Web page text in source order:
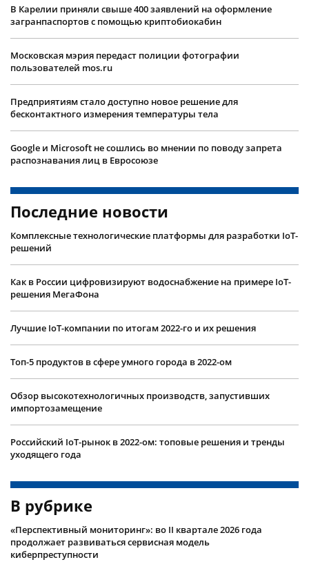
В Карелии приняли свыше 400 заявлений на оформление
загранпаспортов с помощью криптобиокабин
Московская мэрия передаст полиции фотографии
пользователей mos.ru
Предприятиям стало доступно новое решение для
бесконтактного измерения температуры тела
Google и Microsoft не сошлись во мнении по поводу запрета
распознавания лиц в Евросоюзе
Последние новости
Комплексные технологические платформы для разработки IoT-
решений
Как в России цифровизируют водоснабжение на примере IoT-
решения МегаФона
Лучшие IoT-компании по итогам 2022-го и их решения
Топ-5 продуктов в сфере умного города в 2022-ом
Обзор высокотехнологичных производств, запустивших
импортозамещение
Российский IoT-рынок в 2022-ом: топовые решения и тренды
уходящего года
В рубрике
«Перспективный мониторинг»: во II квартале 2026 года
продолжает развиваться сервисная модель
киберпреступности